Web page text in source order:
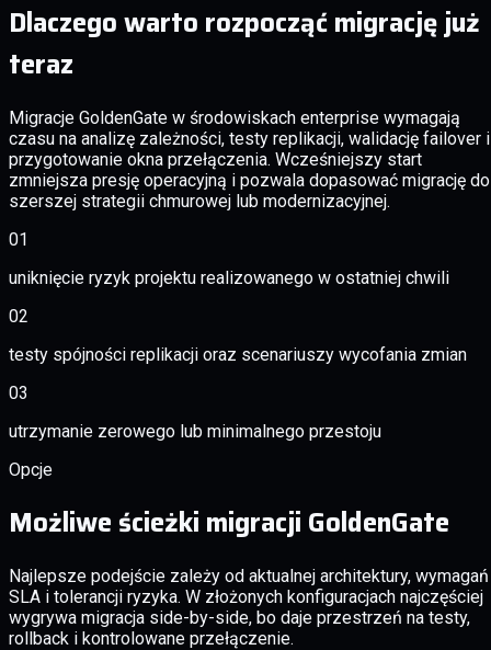
Dlaczego warto rozpocząć migrację już
teraz
Migracje GoldenGate w środowiskach enterprise wymagają
czasu na analizę zależności, testy replikacji, walidację failover i
przygotowanie okna przełączenia. Wcześniejszy start
zmniejsza presję operacyjną i pozwala dopasować migrację do
szerszej strategii chmurowej lub modernizacyjnej.
01
uniknięcie ryzyk projektu realizowanego w ostatniej chwili
02
testy spójności replikacji oraz scenariuszy wycofania zmian
03
utrzymanie zerowego lub minimalnego przestoju
Opcje
Możliwe ścieżki migracji GoldenGate
Najlepsze podejście zależy od aktualnej architektury, wymagań
SLA i tolerancji ryzyka. W złożonych konfiguracjach najczęściej
wygrywa migracja side-by-side, bo daje przestrzeń na testy,
rollback i kontrolowane przełączenie.